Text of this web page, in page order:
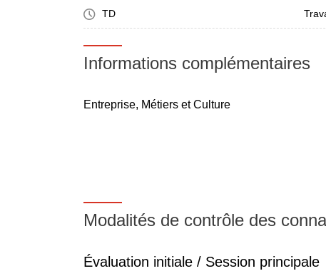
TD
Informations complémentaires
Entreprise, Métiers et Culture
Modalités de contrôle des
Évaluation initiale / Session principale